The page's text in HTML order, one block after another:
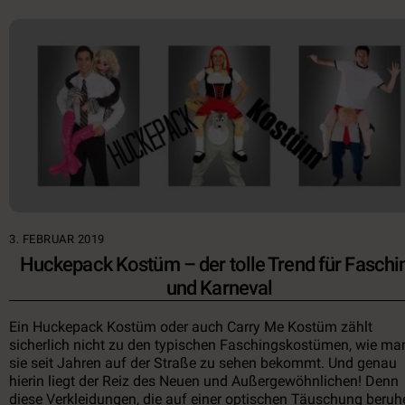
3. FEBRUAR 2019
Huckepack Kostüm – der tolle Trend für
und Karneval
Ein Huckepack Kostüm oder auch Carry Me Kostüm zählt
sicherlich nicht zu den typischen Faschingskostümen, wie
sie seit Jahren auf der Straße zu sehen bekommt. Und genau
hierin liegt der Reiz des Neuen und Außergewöhnlichen! Denn
diese Verkleidungen, die auf einer optischen Täuschung